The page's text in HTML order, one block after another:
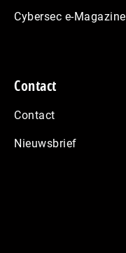
Cybersec e-Magazine
Contact
Contact
Nieuwsbrief